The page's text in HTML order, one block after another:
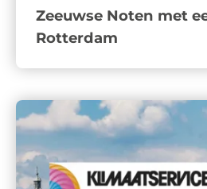
Zeeuwse Noten met
Rotterdam